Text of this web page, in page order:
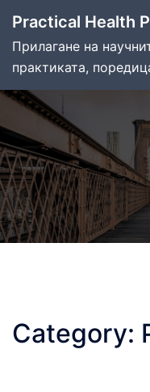
content
Practical Health
Прилагане на
практиката,
Category: